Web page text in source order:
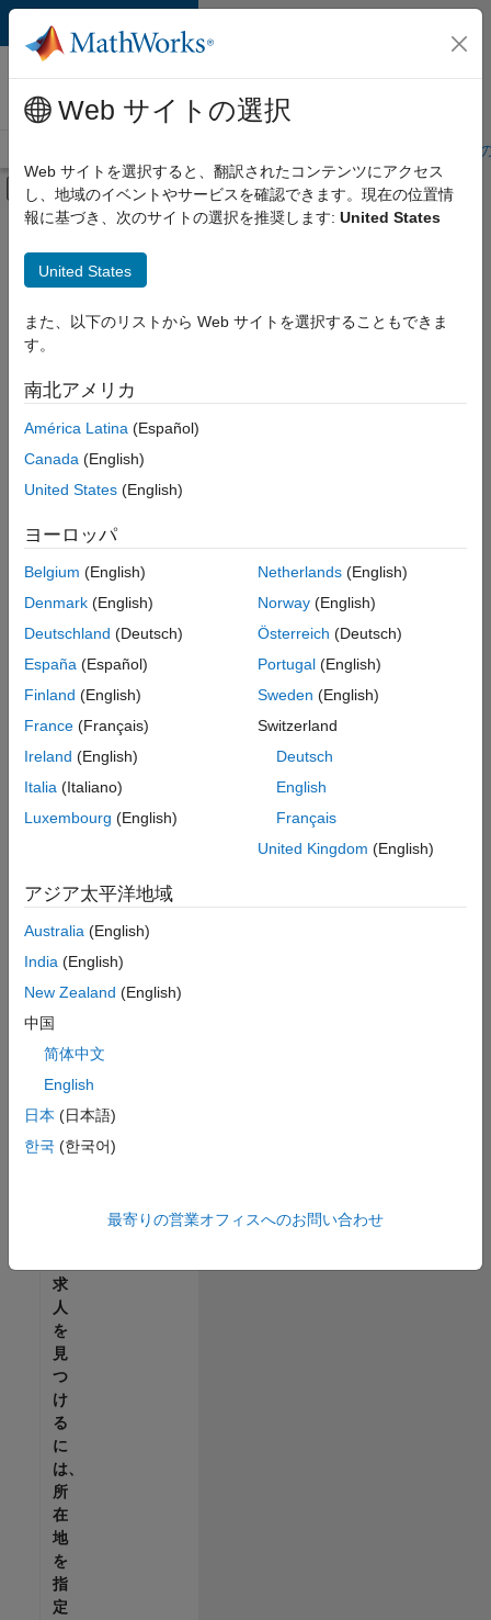
コンテンツへスキップ
MathWorks 採用
情報
学生・キャリア初期
オフキャンバス ナビゲーション メ
メインコンテンツ
絞り込み条件
企業向けセールス
カスタマー サポート
教育機関向けセールス
経理および財務
オフィス・管理サービス
選
し
人
の
保
存
一
部
人
情
は
翻
れ
い
ま
せ
ご
希
望
地
域
求
人
を
見
つ
け
る
に
は、
所
在
地
を
指
定
Web サイトの選択
Web サイトを選択すると、翻訳されたコンテンツにアクセス
し、地域のイベントやサービスを確認できます。現在の位置情
報に基づき、次のサイトの選択を推奨します: United States
United States
また、以下のリストから Web サイトを選択することもできま
す。
南北アメリカ
América Latina (Español)
Canada (English)
United States (English)
ヨーロッパ
Belgium (English)
Denmark (English)
Deutschland (Deutsch)
España (Español)
Finland (English)
France (Français)
Ireland (English)
Italia (Italiano)
Luxembourg (English)
Netherlands(English)
Norway(English)
Österreich (Deutsch)
Portugal(English)
Sweden (English)
Switzerland
Deutsch
English
Français
United Kingdom (English)
アジア太平洋地域
Australia (English)
India (English)
New Zealand (English)
中国
简体中文
English
日本 (日本語)
한국 (한국어)
最寄りの営業オフィスへのお問い合わせ